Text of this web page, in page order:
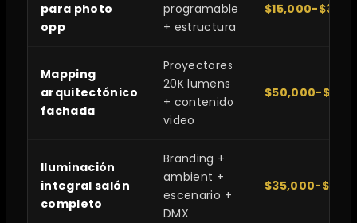
para photo
opp
programable
+ estructura
$15,000-
Mapping
arquitectónico
fachada
Proyectores
20K lumens
+ contenido
video
$50,000-
Iluminación
integral salón
completo
Branding +
ambient +
escenario +
DMX
$35,000-